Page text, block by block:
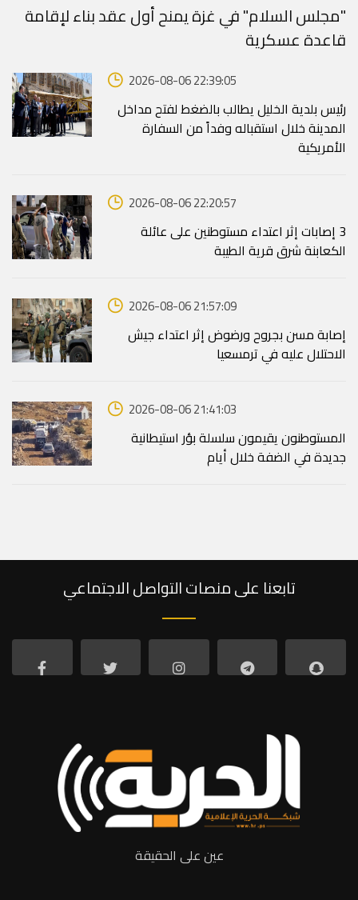
"مجلس السلام" في غزة يمنح أول عقد بناء لإقامة
قاعدة عسكرية
2026-08-06 22:39:05
رئيس بلدية الخليل يطالب بالضغط لفتح مداخل
المدينة خلال استقباله وفداً من السفارة
الأمريكية
2026-08-06 22:20:57
‏3 إصابات إثر اعتداء مستوطنين على عائلة
الكعابنة شرق قرية الطيبة
2026-08-06 21:57:09
إصابة مسن بجروح ورضوض إثر اعتداء جيش
الاحتلال عليه في ترمسعيا
2026-08-06 21:41:03
المستوطنون يقيمون سلسلة بؤر استيطانية
جديدة في الضفة خلال أيام
تابعنا على منصات التواصل الاجتماعي
عين على الحقيقة